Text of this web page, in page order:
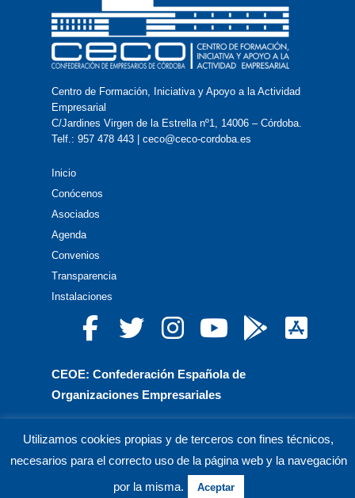
Centro de Formación, Iniciativa y Apoyo a la Actividad
Empresarial
C/Jardines Virgen de la Estrella nº1, 14006 – Córdoba.
Telf.: 957 478 443 | ceco@ceco-cordoba.es
Inicio
Conócenos
Asociados
Agenda
Convenios
Transparencia
Instalaciones
CEOE: Confederación Española de
Organizaciones Empresariales
y Mediana Empresa
CEA: Confederación de Empresarios de Andalucía
Utilizamos cookies propias y de terceros con fines técnicos,
necesarios para el correcto uso de la página web y la navegación
por la misma.
Aceptar